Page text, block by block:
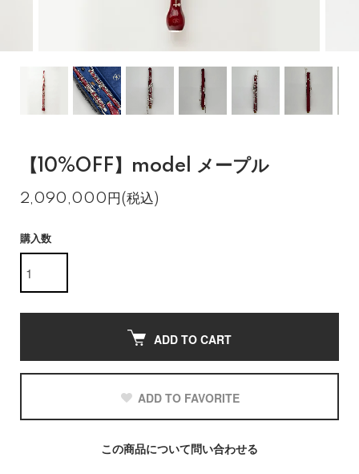
【10%OFF】model メープル
2,090,000円(税込)
購入数
ADD TO CART
ADD TO FAVORITE
この商品について問い合わせる